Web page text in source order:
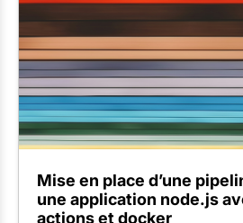
Mise en place d’une
une application node.js
actions et docker